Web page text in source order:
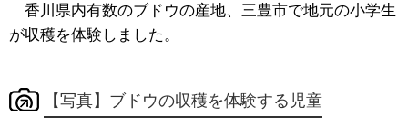
香川県内有数のブドウの産地、三豊市で地元の小学生
が収穫を体験しました。
【写真】ブドウの収穫を体験する児童